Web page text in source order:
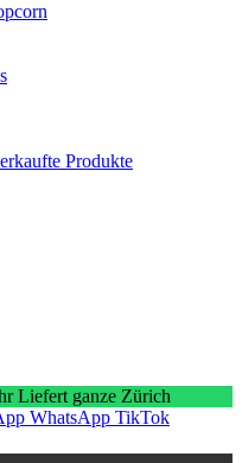
Produkte
Liefert ganze Zürich
WhatsApp TikTok